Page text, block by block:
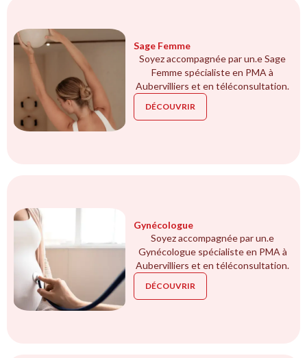
Sage Femme
Soyez accompagnée par un.e Sage
Femme spécialiste en PMA à
Aubervilliers et en téléconsultation.
DÉCOUVRIR
Gynécologue
Soyez accompagnée par un.e
Gynécologue spécialiste en PMA à
Aubervilliers et en téléconsultation.
DÉCOUVRIR